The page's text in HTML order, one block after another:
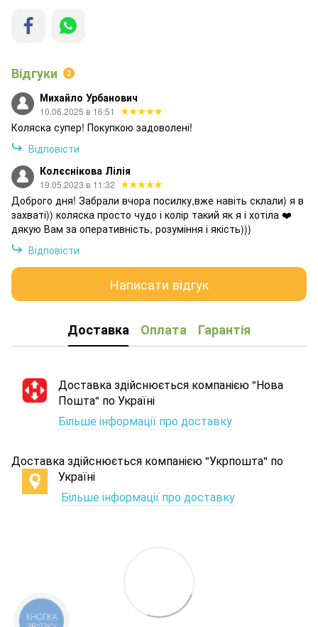
Відгуки 2
Михайло Урбанович
10.06.2025 в 16:51
Коляска супер! Покупкою задоволені!
Відповісти
Колєснікова Лілія
19.05.2023 в 11:32
Доброго дня! Забрали вчора посилку,вже навіть склали) я в
захваті)) коляска просто чудо і колір такий як я і хотіла ❤️
дякую Вам за оперативність, розуміння і якість)))
Відповісти
Написати відгук
Доставка Оплата Гарантія
Доставка здійснюється компанією "Нова
Пошта" по Україні
Більше інформації про доставку
Доставка здійснюється компанією "Укрпошта" по
Україні
Більше інформації про доставку
КНОПКА